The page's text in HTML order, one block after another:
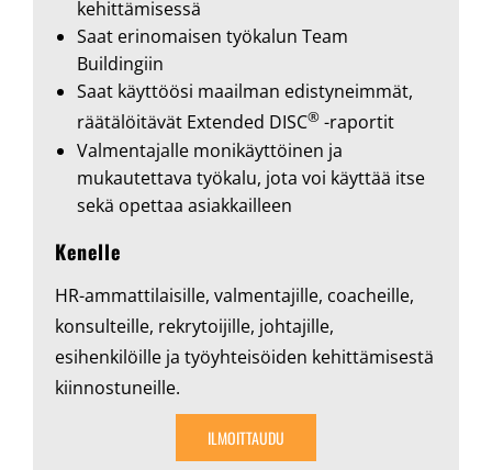
kehittämisessä
Saat erinomaisen työkalun Team
Buildingiin
Saat käyttöösi maailman edistyneimmät,
räätälöitävät Extended DISC® -raportit
Valmentajalle monikäyttöinen ja
mukautettava työkalu, jota voi käyttää itse
sekä opettaa asiakkailleen
Kenelle
HR-ammattilaisille, valmentajille, coacheille,
konsulteille, rekrytoijille, johtajille,
esihenkilöille ja työyhteisöiden kehittämisestä
kiinnostuneille.
ILMOITTAUDU